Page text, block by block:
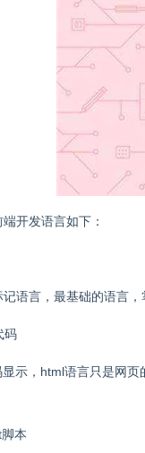
开发语言如下：
语言，最基础的语言，
码
示，html语言只是网
本